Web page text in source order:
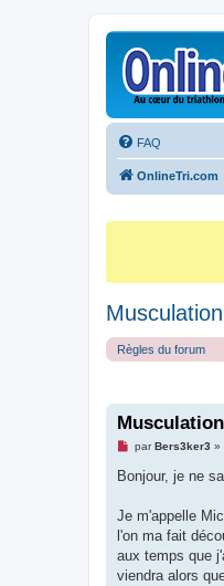
FAQ
OnlineTri.com
Règles du forum
M
s
s
g
e
n
o
n
l
parBers3ker3 »
Bonjour, je ne
Je m'appelle
l'on ma fait
aux temps que
viendra alors